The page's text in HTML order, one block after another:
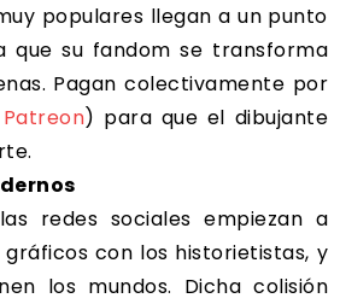
populares llegan a un punto
que su fandom se transforma
Pagan colectivamente por
Patreon) para que el dibujante
redes sociales empiezan a
con los historietistas, y
los mundos. Dicha colisión